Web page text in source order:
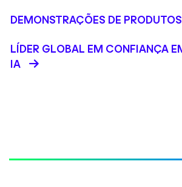
DEMONSTRAÇÕES DE PRODUTOS
LÍDER GLOBAL EM CONFIANÇA
IA